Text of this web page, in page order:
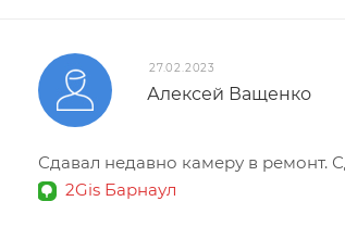
27.02.2023
Алексей Ващенко
Сдавал недавно камеру в ремонт.
2Gis Барнаул